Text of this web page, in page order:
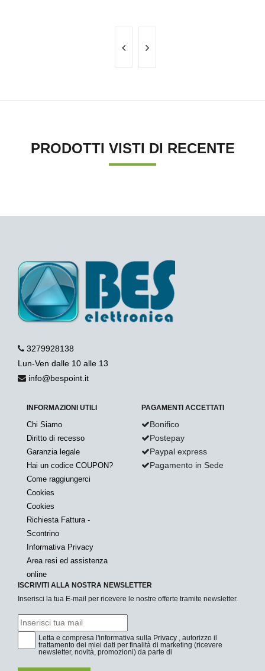
PRODOTTI VISTI DI RECENTE
3279928138
Lun-Ven dalle 10 alle 13
info@bespoint.it
INFORMAZIONI UTILI
Chi Siamo
Diritto di recesso
Garanzia legale
Hai un codice COUPON?
Come raggiungerci
Cookies
Cookies
Richiesta Fattura -
Scontrino
Informativa Privacy
Area resi ed assistenza
online
PAGAMENTI ACCETTATI
Bonifico
Postepay
Paypal express
Pagamento in Sede
ISCRIVITI ALLA NOSTRA NEWSLETTER
Inserisci la tua E-mail per ricevere le nostre offerte tramite newsletter.
Letta e compresa l'informativa sulla Privacy , autorizzo il
trattamento dei miei dati per finalità di marketing (ricevere
newsletter, novità, promozioni) da parte di